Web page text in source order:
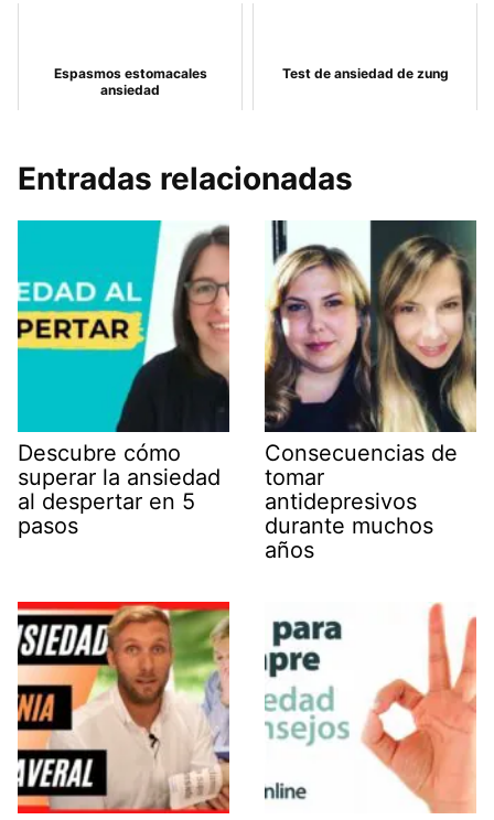
Espasmos estomacales
ansiedad
Test de ansiedad de zung
Entradas relacionadas
Descubre cómo
superar la ansiedad
al despertar en 5
pasos
Consecuencias de
tomar
antidepresivos
durante muchos
años